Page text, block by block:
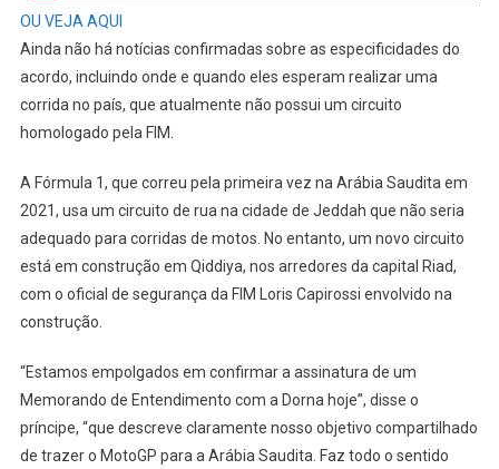
OU VEJA AQUI
Ainda não há notícias confirmadas sobre as especificidades do
acordo, incluindo onde e quando eles esperam realizar uma
corrida no país, que atualmente não possui um circuito
homologado pela FIM.
A Fórmula 1, que correu pela primeira vez na Arábia Saudita em
2021, usa um circuito de rua na cidade de Jeddah que não seria
adequado para corridas de motos. No entanto, um novo circuito
está em construção em Qiddiya, nos arredores da capital Riad,
com o oficial de segurança da FIM Loris Capirossi envolvido na
construção.
“Estamos empolgados em confirmar a assinatura de um
Memorando de Entendimento com a Dorna hoje”, disse o
príncipe, “que descreve claramente nosso objetivo compartilhado
de trazer o MotoGP para a Arábia Saudita. Faz todo o sentido